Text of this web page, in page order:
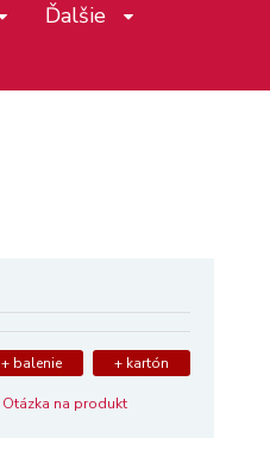
Ďalšie
+ balenie + kartón
Otázka na produkt